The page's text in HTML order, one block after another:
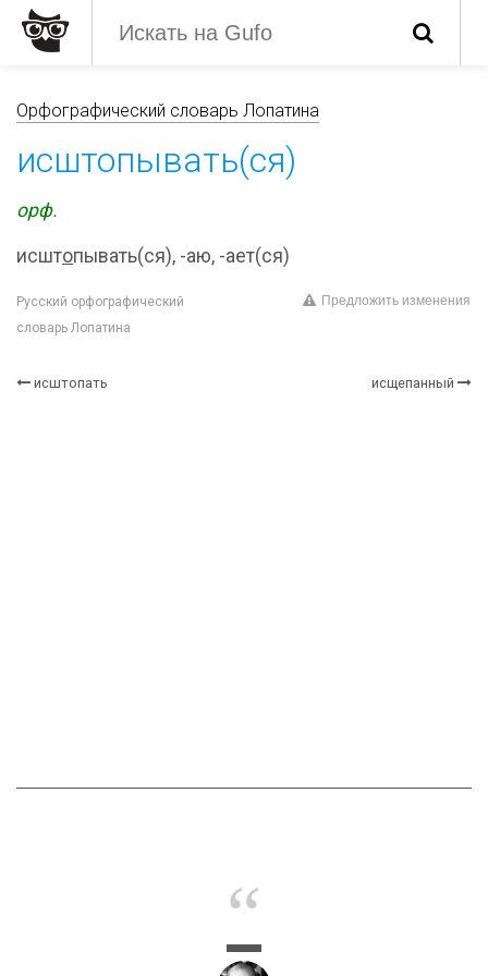
Орфографический словарь Лопатина
исштопывать(ся)
орф.
исштопывать(ся), -аю, -ает(ся)
Русский орфографический
словарь Лопатина
Предложить изменения
исштопать исщепанный